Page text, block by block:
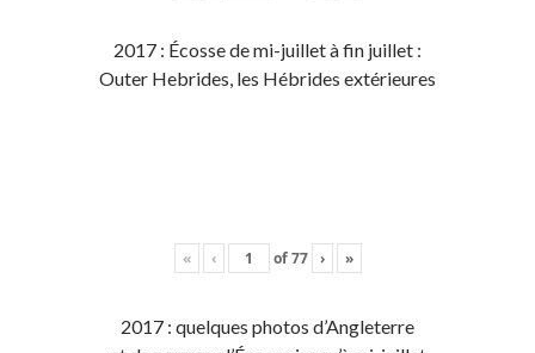
2017 : Écosse de mi-juillet à fin juillet :
Outer Hebrides, les Hébrides extérieures
« ‹ of77 › »
2017 : quelques photos d’Angleterre